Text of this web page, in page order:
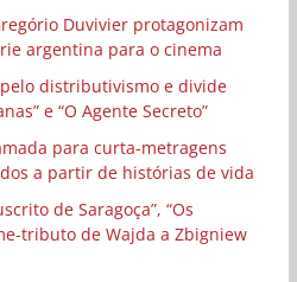
Duvivier protagonizam
argentina para o cinema
distributivismo e divide
e “O Agente Secreto”
para curta-metragens
a partir de histórias de vida
de Saragoça”, “Os
tributo de Wajda a Zbigniew